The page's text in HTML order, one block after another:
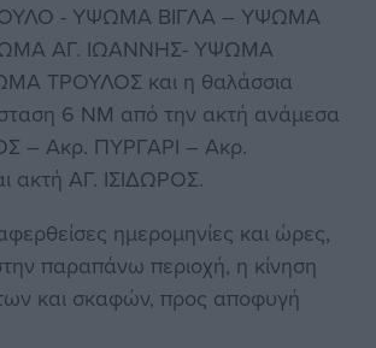
- ΥΨΩΜΑ ΒΙΓΛΑ – ΥΨΩΜΑ
ΑΓ. ΙΩΑΝΝΗΣ- ΥΨΩΜΑ
ΤΡΟΥΛΟΣ και η θαλάσσια
6 ΝΜ από την ακτή ανάμεσα
– Ακρ. ΠΥΡΓΑΡΙ – Ακρ.
ΑΓ. ΙΣΙΔΩΡΟΣ.
ημερομηνίες και ώρες,
παραπάνω περιοχή, η κίνηση
και σκαφών, προς αποφυγή